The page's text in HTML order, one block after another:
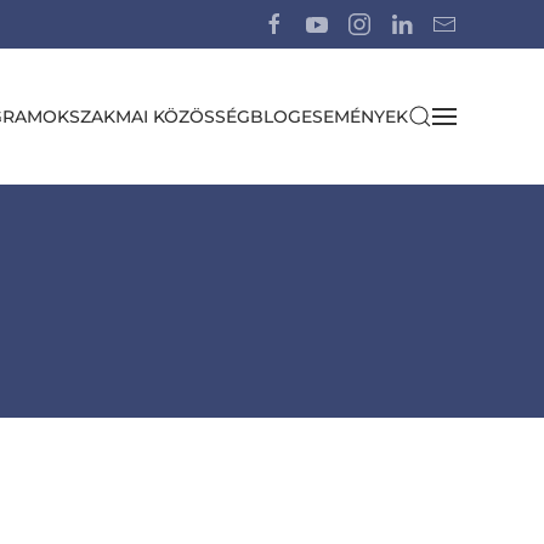
SZAKMAI KÖZÖSSÉGBLOGESEMÉNYEK